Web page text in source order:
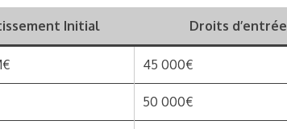
Initial Droits d’entrée
45 000€
50 000€